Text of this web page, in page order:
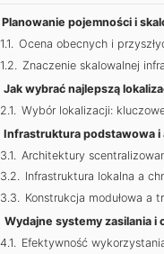
Planowanie pojemności i
Ocena obecnych i
Znaczenie skalowalnej
Jak wybrać najlepszą
Wybór lokalizacji:
Infrastruktura podstawowa
Architektury
Infrastruktura lokalna a
Konstrukcja modułowa a
Wydajne systemy zasilania i
Efektywność